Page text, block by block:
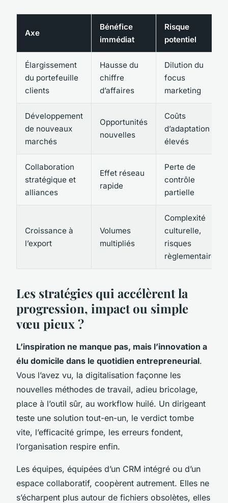
Axe
Bénéfice
immédiat
Risque
potentiel
Élargissement
du portefeuille
clients
Hausse du
chiffre
d’affaires
Dilution du
focus
marketing
Développement
de nouveaux
marchés
Opportunités
nouvelles
Coûts
d’adaptation
élevés
Collaboration
stratégique et
alliances
Effet réseau
rapide
Perte de
contrôle
partielle
Croissance à
l’export
Volumes
multipliés
Complexité
culturelle,
risques
règlementaires
Les stratégies qui accélèrent la
progression, impact ou simple
vœu pieux ?
L’inspiration ne manque pas, mais l’innovation a
élu domicile dans le quotidien entrepreneurial.
Vous l’avez vu, la digitalisation façonne les
nouvelles méthodes de travail, adieu bricolage,
place à l’outil sûr, au workflow huilé. Un dirigeant
teste une solution tout-en-un, le verdict tombe
vite, l’efficacité grimpe, les erreurs fondent,
l’organisation respire enfin.
Les équipes, équipées d’un CRM intégré ou d’un
espace collaboratif, coopèrent autrement. Elles ne
s’écharpent plus autour de fichiers obsolètes, elles